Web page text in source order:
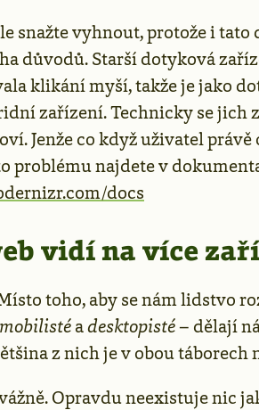
snažte vyhnout, protože i
důvodů. Starší dotyková
klikání myší, takže je jako
zařízení. Technicky se jich
Jenže co když uživatel
problému najdete v
docs
vidí na více
toho, aby se nám lidstvo
mobilistéadesktopisté– dělají
z nich je v obou táborech
Opravdu neexistuje nic